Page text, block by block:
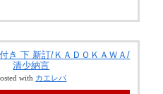
き 下 新訂/ＫＡＤＯＫＡＷＡ/
清少納言
with カエレバ